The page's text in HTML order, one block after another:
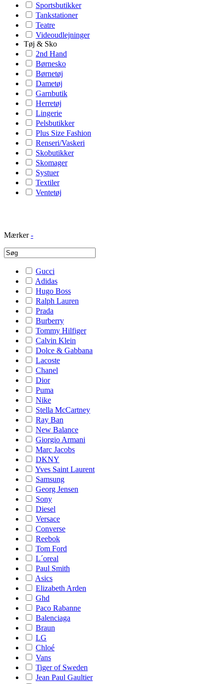
Sportsbutikker
Tankstationer
Teatre
Videoudlejninger
Tøj & Sko
2nd Hand
Børnesko
Børnetøj
Dametøj
Garnbutik
Herretøj
Lingerie
Pelsbutikker
Plus Size Fashion
Renseri/Vaskeri
Skobutikker
Skomager
Systuer
Textiler
Ventetøj
Mærker -
Gucci
Adidas
Hugo Boss
Ralph Lauren
Prada
Burberry
Tommy Hilfiger
Calvin Klein
Dolce & Gabbana
Lacoste
Chanel
Dior
Puma
Nike
Stella McCartney
Ray Ban
New Balance
Giorgio Armani
Marc Jacobs
DKNY
Yves Saint Laurent
Samsung
Georg Jensen
Sony
Diesel
Versace
Converse
Reebok
Tom Ford
L´oreal
Paul Smith
Asics
Elizabeth Arden
Ghd
Paco Rabanne
Balenciaga
Braun
LG
Chloé
Vans
Tiger of Sweden
Jean Paul Gaultier